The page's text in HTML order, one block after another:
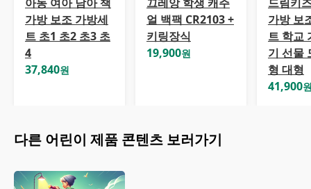
가방 보조 가방세
트 초1 초2 초3 초
4
37,840원
얼 백팩 CR2103 +
키링장식
19,900원
가방 보
트 학교
기 선물
형 대형
41,900
다른 어린이 제품 콘텐츠 보러가기